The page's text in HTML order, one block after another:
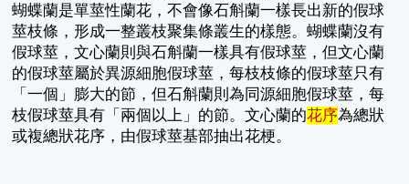
蝴蝶蘭是單莖性蘭花，不會像石斛蘭一樣長出新的假球
莖枝條，形成一整叢枝聚集條叢生的樣態。蝴蝶蘭沒有
假球莖，文心蘭則與石斛蘭一樣具有假球莖，但文心蘭
的假球莖屬於異源細胞假球莖，每枝枝條的假球莖只有
「一個」膨大的節，但石斛蘭則為同源細胞假球莖，每
枝假球莖具有「兩個以上」的節。文心蘭的花序為總狀
或複總狀花序，由假球莖基部抽出花梗。